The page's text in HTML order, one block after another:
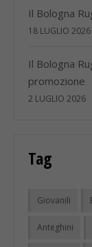
Il Bologna
18 LUGLIO 2026
Il Bologna
promozione
2 LUGLIO 2026
Tag
Giovanili
Anteghini